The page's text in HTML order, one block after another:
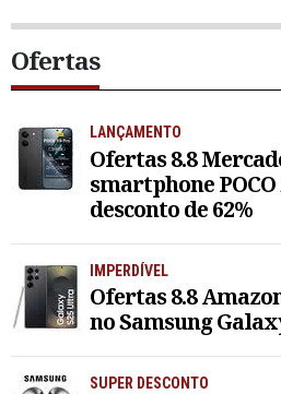
Ofertas
LANÇAMENTO
Ofertas 8.8
smartphone
desconto de 62%
IMPERDÍVEL
Ofertas 8.8
no Samsung
SUPER DESCONTO